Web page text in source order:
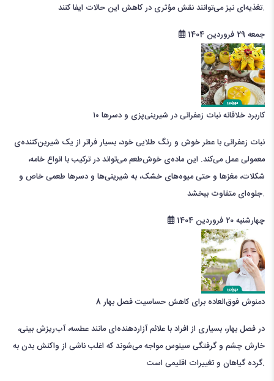
تغذیه‌ای نیز می‌توانند نقش مؤثری در کاهش این حالات ایفا کنند.
جمعه 29 فروردین 1404
۱۰ کاربرد خلاقانه نبات زعفرانی در شیرینی‌پزی و دسرها
نبات زعفرانی با عطر خوش و رنگ طلایی خود، بسیار فراتر از یک شیرین‌کننده‌ی
معمولی عمل می‌کند. این ماده‌ی خوش‌طعم می‌تواند در ترکیب با انواع خامه،
شکلات، مغزها و حتی میوه‌های خشک، به شیرینی‌ها و دسرها طعمی خاص و
جلوه‌ای متفاوت ببخشد.
چهارشنبه 20 فروردین 1404
8 دمنوش فوق‌العاده برای کاهش حساسیت‌ فصل بهار
در فصل بهار، بسیاری از افراد با علائم آزاردهنده‌ای مانند عطسه، آب‌ریزش بینی،
خارش چشم و گرفتگی سینوس مواجه می‌شوند که اغلب ناشی از واکنش بدن به
گرده گیاهان و تغییرات اقلیمی است.